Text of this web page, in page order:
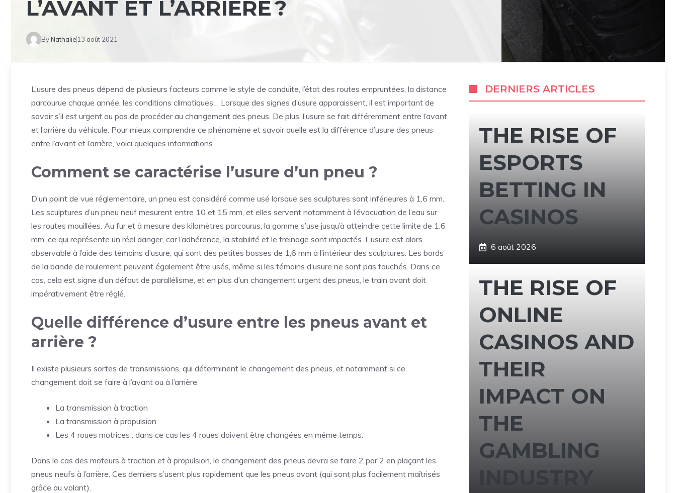
L’AVANT ET L’ARRIÈRE ?
ByNathalie 13 août 2021
L’usure des pneus dépend de plusieurs facteurs comme le style de conduite, l’état des routes empruntées, la distance
parcourue chaque année, les conditions climatiques… Lorsque des signes d’usure apparaissent, il est important de
savoir s’il est urgent ou pas de procéder au changement des pneus. De plus, l’usure se fait différemment entre l’avant
et l’arrière du véhicule. Pour mieux comprendre ce phénomène et savoir quelle est la différence d’usure des pneus
entre l’avant et l’arrière, voici quelques informations
Comment se caractérise l’usure d’un pneu ?
D’un point de vue réglementaire, un pneu est considéré comme usé lorsque ses sculptures sont inférieures à 1,6 mm.
Les sculptures d’un pneu neuf mesurent entre 10 et 15 mm, et elles servent notamment à l’évacuation de l’eau sur
les routes mouillées. Au fur et à mesure des kilomètres parcourus, la gomme s’use jusqu’à atteindre cette limite de 1,6
mm, ce qui représente un réel danger, car l’adhérence, la stabilité et le freinage sont impactés. L’usure est alors
observable à l’aide des témoins d’usure, qui sont des petites bosses de 1,6 mm à l’intérieur des sculptures. Les bords
de la bande de roulement peuvent également être usés, même si les témoins d’usure ne sont pas touchés. Dans ce
cas, cela est signe d’un défaut de parallélisme, et en plus d’un changement urgent des pneus, le train avant doit
impérativement être réglé.
Quelle différence d’usure entre les pneus avant et
arrière ?
Il existe plusieurs sortes de transmissions, qui déterminent le changement des pneus, et notamment si ce
changement doit se faire à l’avant ou à l’arrière.
La transmission à traction
La transmission à propulsion
Les 4 roues motrices : dans ce cas les 4 roues doivent être changées en même temps.
Dans le cas des moteurs à traction et à propulsion, le changement des pneus devra se faire 2 par 2 en plaçant les
pneus neufs à l’arrière. Ces derniers s’usent plus rapidement que les pneus avant (qui sont plus facilement maîtrisés
grâce au volant).
DERNIERS ARTICLES
THE RISE OF
ESPORTS
BETTING IN
CASINOS
6 août 2026
THE RISE OF
ONLINE
CASINOS AND
THEIR
IMPACT ON
THE
GAMBLING
INDUSTRY